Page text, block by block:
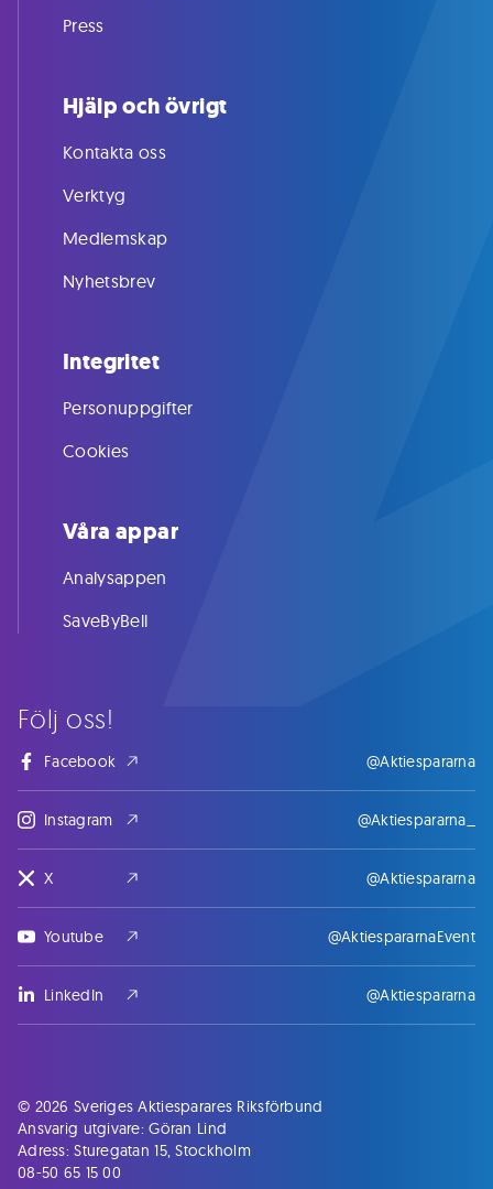
Följ oss!
Facebook @Aktiespararna
Instagram @Aktiespararna_
X @Aktiespararna
Youtube @AktiespararnaEvent
LinkedIn @Aktiespararna
Press
Hjälp och övrigt
Kontakta oss
Verktyg
Medlemskap
Nyhetsbrev
Integritet
Personuppgifter
Cookies
Våra appar
Analysappen
SaveByBell
© 2026 Sveriges Aktiesparares Riksförbund
Ansvarig utgivare: Göran Lind
Adress: Sturegatan 15, Stockholm
08-50 65 15 00